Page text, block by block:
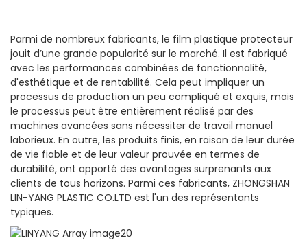
Parmi de nombreux fabricants, le film plastique protecteur
jouit d’une grande popularité sur le marché. Il est fabriqué
avec les performances combinées de fonctionnalité,
d'esthétique et de rentabilité. Cela peut impliquer un
processus de production un peu compliqué et exquis, mais
le processus peut être entièrement réalisé par des
machines avancées sans nécessiter de travail manuel
laborieux. En outre, les produits finis, en raison de leur durée
de vie fiable et de leur valeur prouvée en termes de
durabilité, ont apporté des avantages surprenants aux
clients de tous horizons. Parmi ces fabricants, ZHONGSHAN
LIN-YANG PLASTIC CO.LTD est l'un des représentants
typiques.